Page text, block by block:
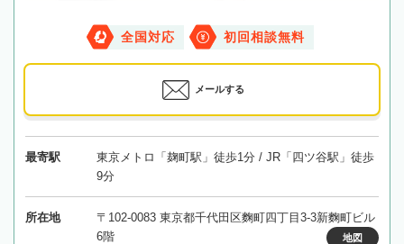
全国対応 初回相談無料
メールする
最寄駅
東京メトロ「麹町駅」徒歩1分 / JR「四ツ谷駅」徒歩
9分
所在地
〒102-0083 東京都千代田区麴町四丁目3-3新麴町ビル
6階
地図